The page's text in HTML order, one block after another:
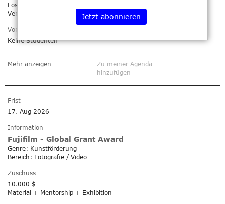
Jetzt abonnieren
Los Angeles
Vereinigte Staaten von Amerika
Voraussetzungen
Keine Studenten
Mehr anzeigen
Zu meiner Agenda
hinzufügen
Frist
17. Aug 2026
Information
Fujifilm - Global Grant Award
Genre: Kunstförderung
Bereich: Fotografie / Video
Zuschuss
10.000 $
Material + Mentorship + Exhibition